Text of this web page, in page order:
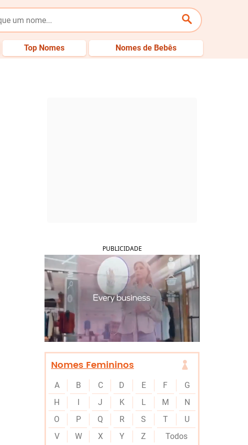
Top Nomes Nomes de Bebês
PUBLICIDADE
Nomes Femininos
A B C D E F
G
H
I J K L M
N
O
P Q R S T
U
V
W X Y Z Todos